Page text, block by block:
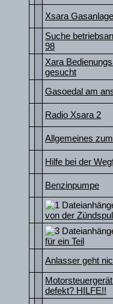
Xsara Gasanlage
Suche
98
Xara
gesucht
Gasoedal am
Radio Xsara 2
Allgemeines
Hilfe bei der
Benzinpumpe
von der
für ein Teil
Anlasser geht
defekt? HILFE!!